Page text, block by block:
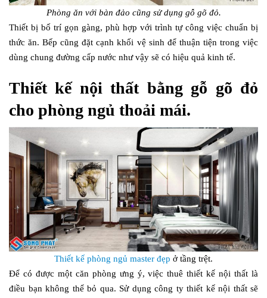
Phòng ăn với bàn đảo cũng sử dụng gỗ gõ đỏ.
Thiết bị bố trí gọn gàng, phù hợp với trình tự công việc chuẩn bị
thức ăn. Bếp cũng đặt cạnh khối vệ sinh để thuận tiện trong việc
dùng chung đường cấp nước như vậy sẽ có hiệu quả kinh tế.
Thiết kế nội thất bằng gỗ gõ đỏ
cho phòng ngủ thoải mái.
Thiết kế phòng ngủ master đẹp ở tầng trệt.
Để có được một căn phòng ưng ý, việc thuê thiết kế nội thất là
điều bạn không thể bỏ qua. Sử dụng công ty thiết kế nội thất sẽ